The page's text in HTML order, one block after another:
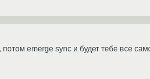
emerge sync и будет тебе все